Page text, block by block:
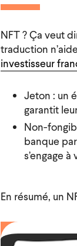
NFT ? Ça veut
traduction
investisseur
Jeton : un
garantit
Non-
banque
s’engage
En résumé, un